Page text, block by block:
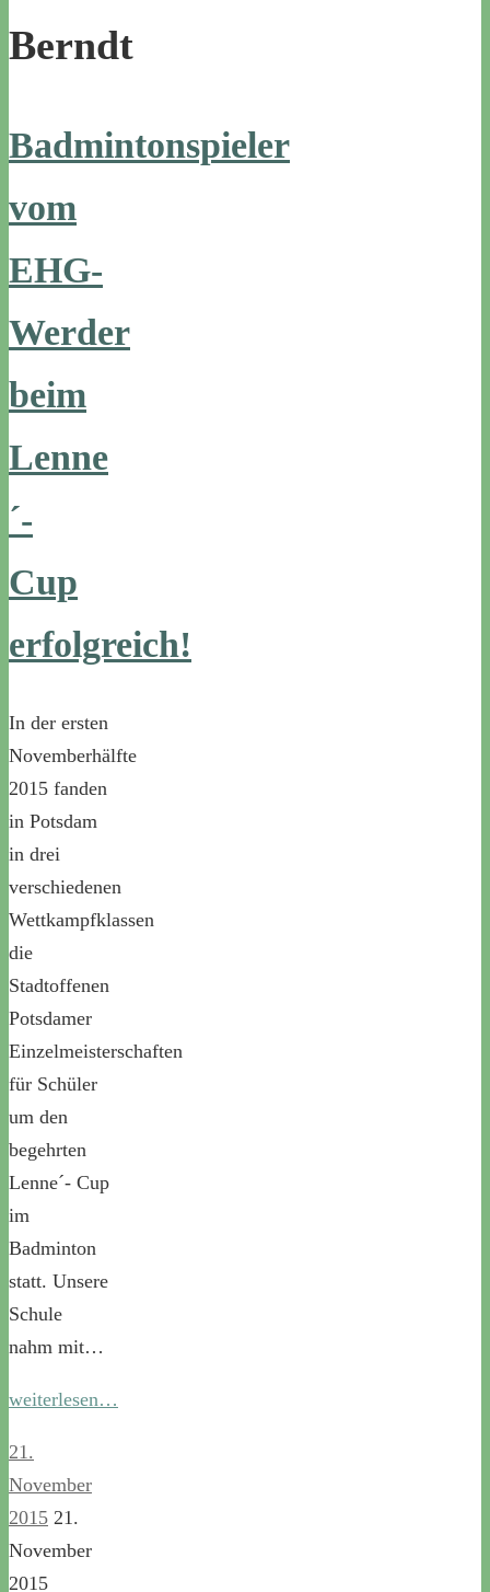
Berndt
Badmintonspieler
vom
EHG-
Werder
beim
Lenne
´-
Cup
erfolgreich!
In der ersten
Novemberhälfte
2015 fanden
in Potsdam
in drei
verschiedenen
Wettkampfklassen
die
Stadtoffenen
Potsdamer
Einzelmeisterschaften
für Schüler
um den
begehrten
Lenne´- Cup
im
Badminton
statt. Unsere
Schule
nahm mit…
weiterlesen…
21.
November
2015 21.
November
2015